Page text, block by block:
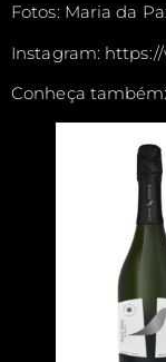
Fotos: Maria da
Instagram:
Conheça